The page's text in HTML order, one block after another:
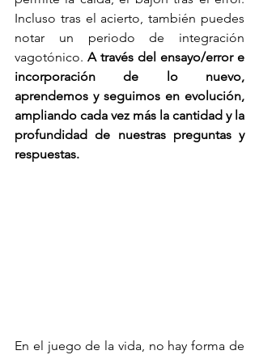
Incluso tras el acierto, también puedes
notar un periodo de integración
vagotónico. A través del ensayo/error e
incorporación de lo nuevo,
aprendemos y seguimos en evolución,
ampliando cada vez más la cantidad y la
profundidad de nuestras preguntas y
respuestas.
En el juego de la vida, no hay forma de